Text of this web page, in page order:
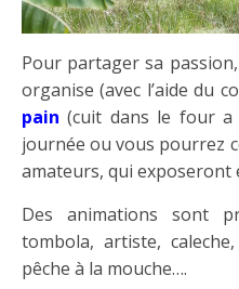
Pour partager sa
organise (avec l’aide du
pain (cuit dans le four a
journée ou vous pourrez
amateurs, qui
Des animations sont
tombola, artiste,
pêche à la mouche….